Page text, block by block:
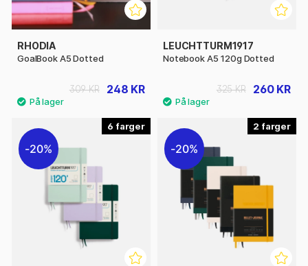
RHODIA
GoalBook A5 Dotted
248 KR
309 KR
LEUCHTTURM1917
Notebook A5 120g Dotted
260 KR
325 KR
6
20%
2
20%